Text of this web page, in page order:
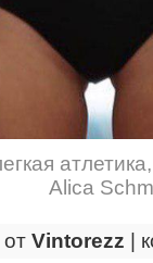
атлетика
Alica
от Vintorezz